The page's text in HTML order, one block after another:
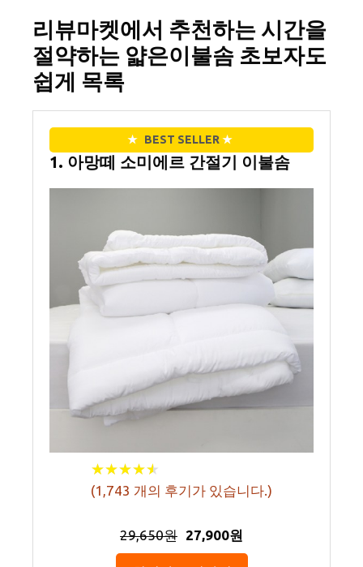
리뷰마켓에서 추천하는 시간을
절약하는 얇은이불솜 초보자도
쉽게 목록
★ BEST SELLER ★
1. 아망떼 소미에르 간절기 이불솜
★★★★★
★★★★★
(1,743 개의 후기가 있습니다.)
29,650원 27,900원